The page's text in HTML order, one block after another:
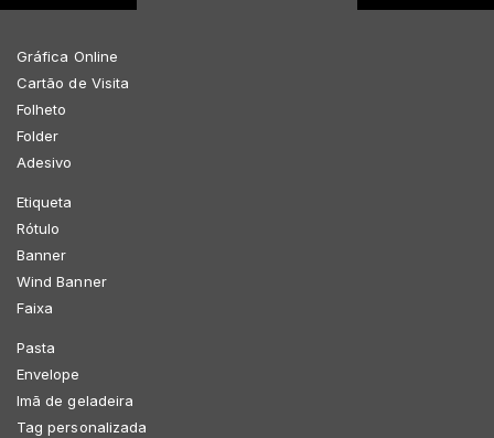
Gráfica Online
Cartão de Visita
Folheto
Folder
Adesivo
Etiqueta
Rótulo
Banner
Wind Banner
Faixa
Pasta
Envelope
Imã de geladeira
Tag personalizada